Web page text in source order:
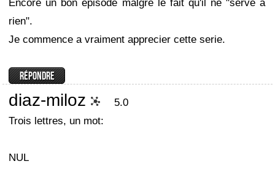
Encore un bon épisode malgré le fait qu'il ne "serve à
rien".
Je commence a vraiment apprecier cette serie.
diaz-miloz
5.0
Trois lettres, un mot:
NUL